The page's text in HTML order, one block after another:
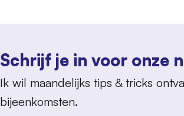
Schrijf je in voor onze
Ik wil maandelijks tips & tricks
bijeenkomsten.